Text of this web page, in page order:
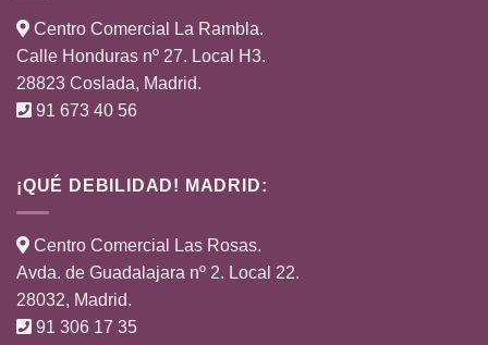
Centro Comercial La Rambla.
Calle Honduras nº 27. Local H3.
28823 Coslada, Madrid.
91 673 40 56
¡QUÉ DEBILIDAD! MADRID:
Centro Comercial Las Rosas.
Avda. de Guadalajara nº 2. Local 22.
28032, Madrid.
91 306 17 35